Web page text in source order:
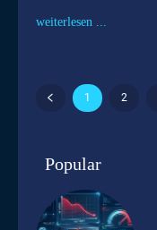
weiterlesen ...
1 2
Popular